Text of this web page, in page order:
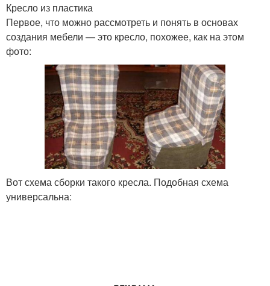
Кресло из пластика
Первое, что можно рассмотреть и понять в основах
создания мебели — это кресло, похожее, как на этом
фото:
Вот схема сборки такого кресла. Подобная схема
универсальна: